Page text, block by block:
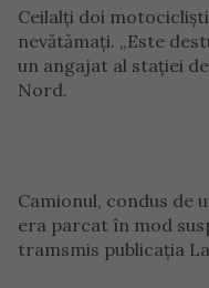
Ceilalți doi
nevătămați. „Este
un angajat al stației
Nord.
Camionul, condus de
era parcat în mod
tramsmis publicația